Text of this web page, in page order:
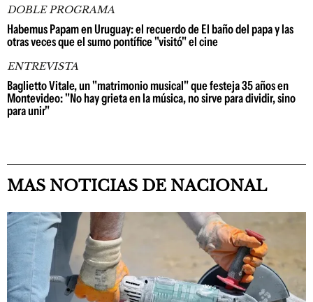
DOBLE PROGRAMA
Habemus Papam en Uruguay: el recuerdo de El baño del papa y las
otras veces que el sumo pontífice "visitó" el cine
ENTREVISTA
Baglietto Vitale, un "matrimonio musical" que festeja 35 años en
Montevideo: "No hay grieta en la música, no sirve para dividir, sino
para unir"
MAS NOTICIAS DE NACIONAL